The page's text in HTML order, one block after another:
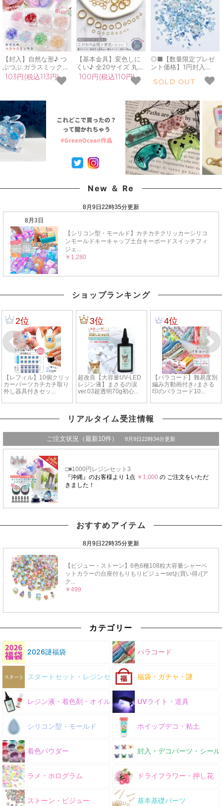
【封入】自然な形♪ つ
ぶつぶ ガラスミックス
全8色 サイズmix レジ
ン封入素材 封入パーツ
ース入り レジン クラフ
ト《選べる8種》
103円(税込113円)
【基本金具】変色しに
くい♪ 全20サイズ 丸カ
ン 韓国製 こだわり品質
リング マルカン きれい
基礎 材料 ハンドメイド
資材 《選べる20種》
100円(税込110円)
◎■【数量限定プレゼ
ント価格】1円封入
GreenOceanオリジナ
ル♪ 《デニムブル
入パーツ シェイカー 激
安 デコパーツ まさるの
涙
SOLD OUT
New ＆ Re
ショップランキング
リアルタイム受注情報
おすすめアイテム
カテゴリー
2026謎福袋 パラコード
スタートセット・レジンセット 福袋・ガチャ・謎
レジン液・着色剤・オイル UVライト・道具
シリコン型・モールド ホイップデコ・粘土
着色パウダー 封入・デコパーツ・シール
ラメ・ホログラム ドライフラワー・押し花
ストーン・ビジュー 基本基礎パーツ